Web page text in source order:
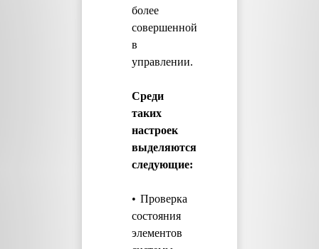
более
совершенной
в
управлении.
Среди
таких
настроек
выделяются
следующие:
• Проверка
состояния
элементов